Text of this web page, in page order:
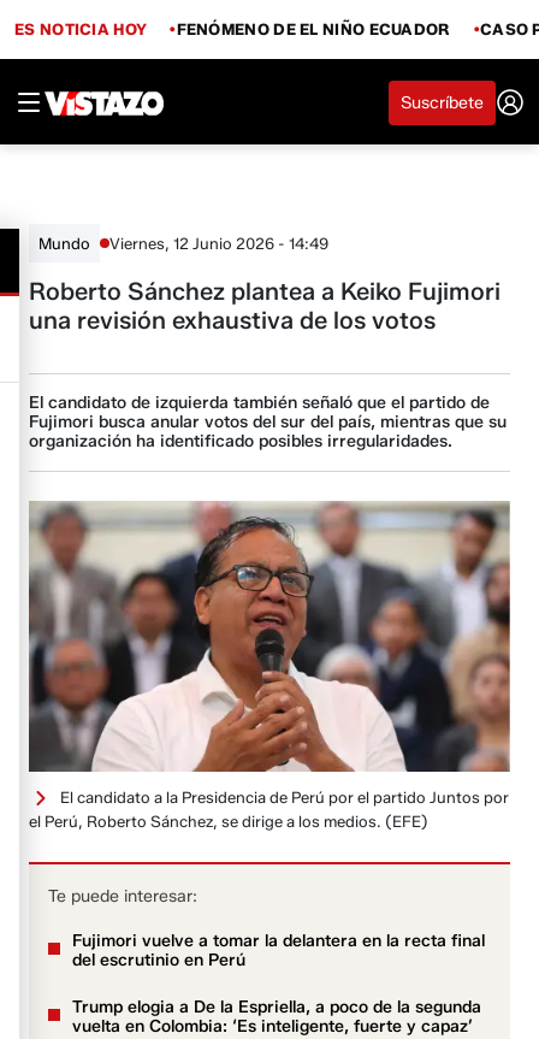
ES NOTICIA HOY FENÓMENO DE EL NIÑO ECUADOR CASO
Suscríbete
Mundo Viernes, 12 Junio 2026 - 14:49
Roberto Sánchez plantea a Keiko Fujimori
una revisión exhaustiva de los votos
El candidato de izquierda también señaló que el partido de
Fujimori busca anular votos del sur del país, mientras que su
organización ha identificado posibles irregularidades.
El candidato a la Presidencia de Perú por el partido Juntos por
el Perú, Roberto Sánchez, se dirige a los medios. (EFE)
Te puede interesar:
Fujimori vuelve a tomar la delantera en la recta final
del escrutinio en Perú
Trump elogia a De la Espriella, a poco de la segunda
vuelta en Colombia: ‘Es inteligente, fuerte y capaz’